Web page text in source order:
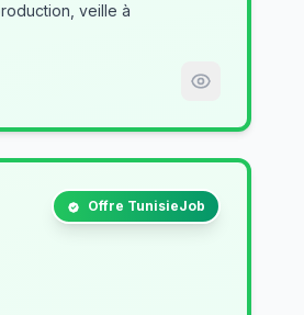
veille à
Offre TunisieJob